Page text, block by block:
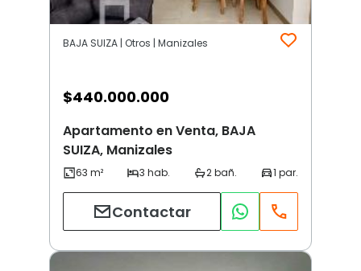
BAJA SUIZA | Otros | Manizales
$440.000.000
Apartamento en Venta, BAJA
SUIZA, Manizales
Contactar